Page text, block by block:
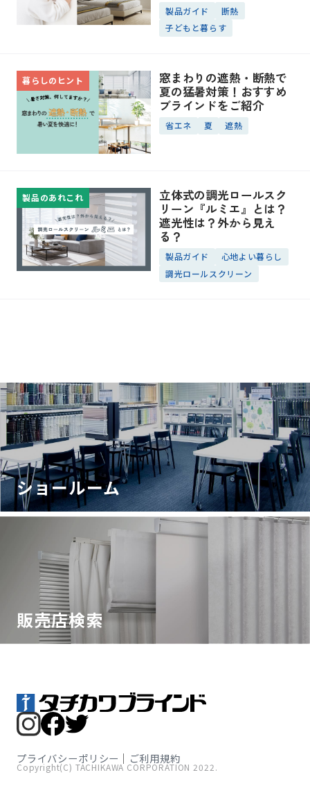
製品ガイド
断熱
子どもと暮らす
暮らしのヒント
窓まわりの遮熱・断熱で
夏の猛暑対策！おすすめ
ブラインドをご紹介
省エネ 夏 遮熱
製品のあれこれ
立体式の調光ロールスク
リーン『ルミエ』とは？
遮光性は？外から見え
る？
製品ガイド
心地よい暮らし
調光ロールスクリーン
ショールーム
販売店検索
プライバシーポリシー ご利用規約
Copyright(C) TACHIKAWA CORPORATION 2022.